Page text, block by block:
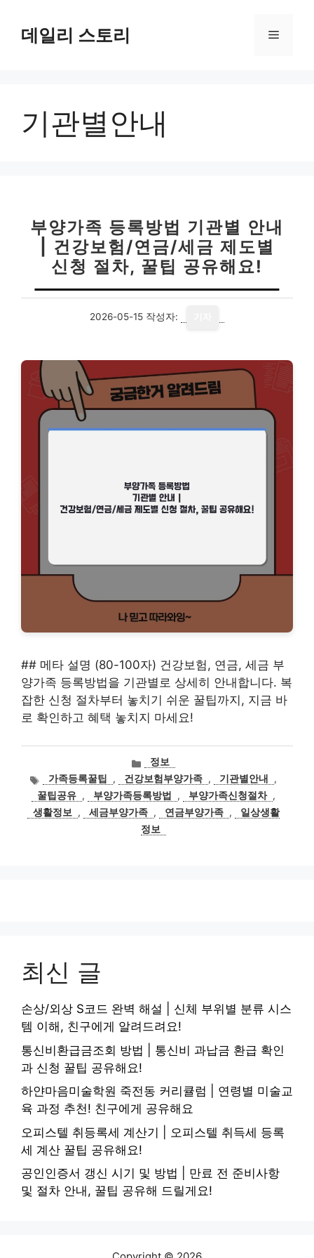
데일리 스토리 메
기관별안내
부양가족 등록방법 기관별 안내
| 건강보험/연금/세금 제도별
신청 절차, 꿀팁 공유해요!
2026-05-15 작성자:
## 메타 설명 (80-100자) 건강보험, 연금, 세금 부
양가족 등록방법을 기관별로 상세히 안내합니다. 복
잡한 신청 절차부터 놓치기 쉬운 꿀팁까지, 지금 바
로 확인하고 혜택 놓치지 마세요!
카
테
고
리
정보
태
그
가족등록꿀팁 , 건강보험부양가족 , 기관별안내
,
꿀팁공유 , 부양가족등록방법 , 부양가족신청절차 ,
생활정보
, 세금부양가족 , 연금부양가족 ,
일상생활
정보
최신 글
손상/외상 S코드 완벽 해설 | 신체 부위별 분류 시스
템 이해, 친구에게 알려드려요!
통신비환급금조회 방법 | 통신비 과납금 환급 확인
과 신청 꿀팁 공유해요!
하얀마음미술학원 죽전동 커리큘럼 | 연령별 미술교
육 과정 추천! 친구에게 공유해요
오피스텔 취등록세 계산기 | 오피스텔 취득세 등록
세 계산 꿀팁 공유해요!
공인인증서 갱신 시기 및 방법 | 만료 전 준비사항
및 절차 안내, 꿀팁 공유해 드릴게요!